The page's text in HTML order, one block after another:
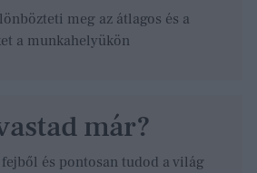
meg az átlagos és a
a munkahelyükön
már?
és pontosan tudod a világ